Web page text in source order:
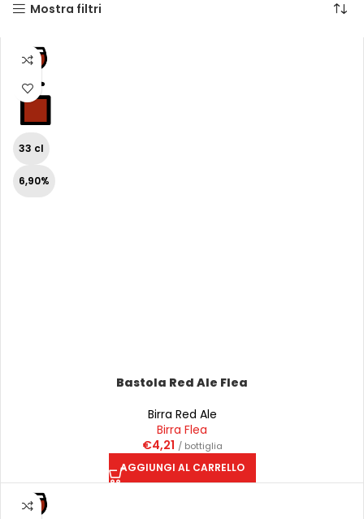
Mostra filtri
33 cl
6,90%
Bastola Red Ale Flea
Birra Red Ale
Birra Flea
€4,21 / bottiglia
AGGIUNGI AL CARRELLO